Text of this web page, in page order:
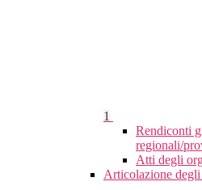
1
Rendiconti
regionali/
Atti degli
Articolazione